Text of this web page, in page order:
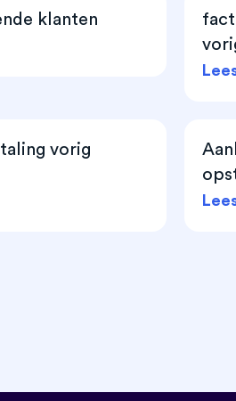
klanten
vorig